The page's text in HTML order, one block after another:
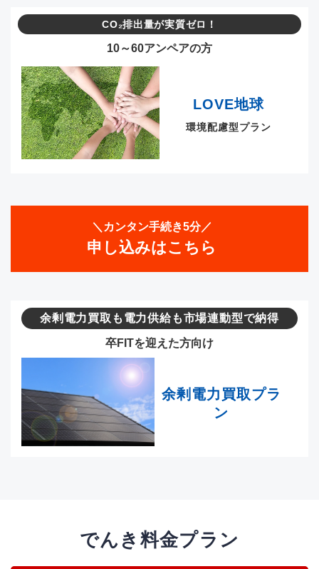
CO₂排出量が実質ゼロ！
10～60アンペアの方
LOVE地球
環境配慮型プラン
＼カンタン手続き5分／
申し込みはこちら
余剰電力買取も電力供給も市場連動型で納得
卒FITを迎えた方向け
余剰電力買取プラ
ン
でんき料金プラン